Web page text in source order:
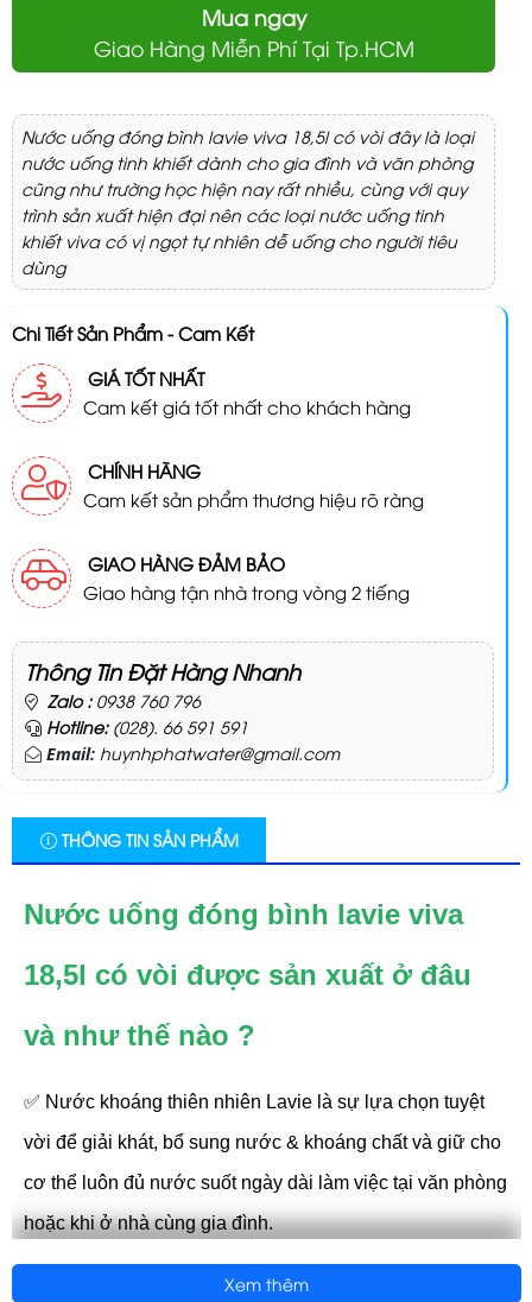
Mua ngay
Giao Hàng Miễn Phí Tại Tp.HCM
Nước uống đóng bình lavie viva 18,5l có vòi đây là loại
nước uống tinh khiết dành cho gia đình và văn phòng
cũng như trường học hiện nay rất nhiều, cùng với quy
trình sản xuất hiện đại nên các loại nước uống tinh
khiết viva có vị ngọt tự nhiên dễ uống cho người tiêu
dùng
Chi Tiết Sản Phẩm - Cam Kết
GIÁ TỐT NHẤT
Cam kết giá tốt nhất cho khách hàng
CHÍNH HÃNG
Cam kết sản phẩm thương hiệu rõ ràng
GIAO HÀNG ĐẢM BẢO
Giao hàng tận nhà trong vòng 2 tiếng
Thông Tin Đặt Hàng Nhanh
Zalo : 0938 760 796
Hotline: (028). 66 591 591
Email: huynhphatwater@gmail.com
THÔNG TIN SẢN PHẨM
Nước uống đóng bình lavie viva
18,5l có vòi được sản xuất ở đâu
và như thế nào ?
✅ Nước khoáng thiên nhiên Lavie là sự lựa chọn tuyệt
vời để giải khát, bổ sung nước & khoáng chất và giữ cho
cơ thể luôn đủ nước suốt ngày dài làm việc tại văn phòng
hoặc khi ở nhà cùng gia đình.
✅ Không đường & không calo, Nước khoáng Lavie với 6
Xem thêm